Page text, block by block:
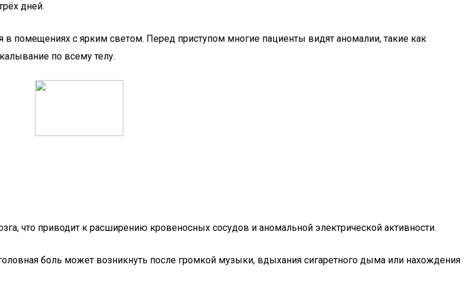
дней.
помещениях с ярким светом. Перед приступом многие пациенты видят аномалии, такие как
по всему телу.
что приводит к расширению кровеносных сосудов и аномальной электрической активности.
боль может возникнуть после громкой музыки, вдыхания сигаретного дыма или нахождения